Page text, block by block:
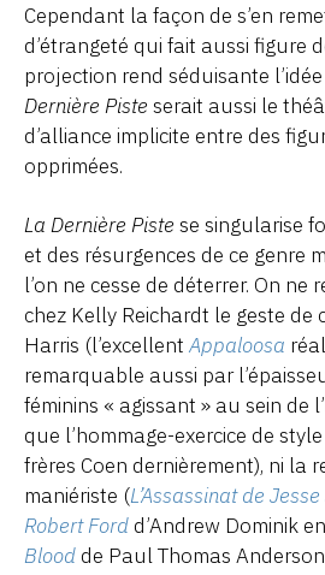
Cependant la façon de s’en
d’étrangeté qui fait aussi figure
projection rend séduisante
Dernière Piste serait aussi le
d’alliance implicite entre des
opprimées.
La Dernière Piste se singularise
et des résurgences de ce genre
l’on ne cesse de déterrer. On ne
chez Kelly Reichardt le geste de
Harris (l’excellent Appaloosa
remarquable aussi par
féminins « agissant » au sein de
que l’hommage-exercice de
frères Coen dernièrement), ni la
maniériste (L’Assassinat de
Robert Ford d’Andrew Dominik
Blood de Paul Thomas